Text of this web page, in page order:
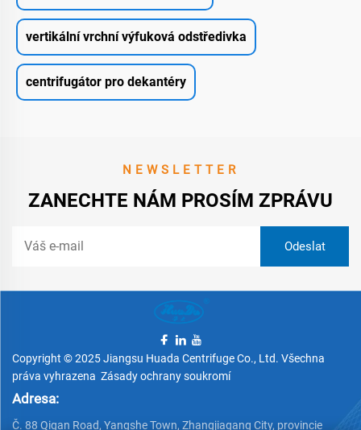
vertikální vrchní výfuková odstředivka
centrifugátor pro dekantéry
NEWSLETTER
ZANECHTE NÁM PROSÍM ZPRÁVU
Copyright © 2025 Jiangsu Huada Centrifuge Co., Ltd. Všechna
práva vyhrazena Zásady ochrany soukromí
Adresa:
Č. 88 Qigan Road, Yangshe Town, Zhangjiagang City, provincie